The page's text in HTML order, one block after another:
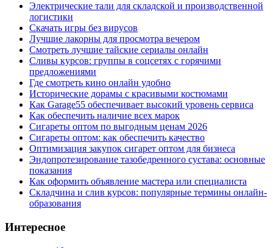
Электрические тали для складской и производственной
логистики
Скачать игры без вирусов
Лучшие лакорны для просмотра вечером
Смотреть лучшие тайские сериалы онлайн
Сливы курсов: группы в соцсетях с горячими
предложениями
Где смотреть кино онлайн удобно
Исторические дорамы с красивыми костюмами
Как Garage55 обеспечивает высокий уровень сервиса
Как обеспечить наличие всех марок
Сигареты оптом по выгодным ценам 2026
Сигареты оптом: как обеспечить качество
Оптимизация закупок сигарет оптом для бизнеса
Эндопротезирование тазобедренного сустава: основные
показания
Как оформить объявление мастера или специалиста
Складчина и слив курсов: популярные термины онлайн-
образования
Интересное